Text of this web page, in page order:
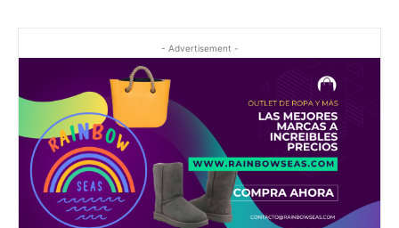
- Advertisement -